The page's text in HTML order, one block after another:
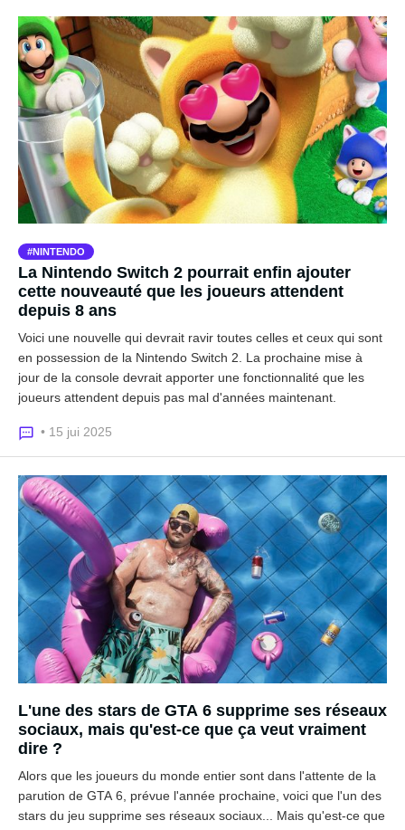
NINTENDO
La Nintendo Switch 2 pourrait enfin ajouter
cette nouveauté que les joueurs attendent
depuis 8 ans
Voici une nouvelle qui devrait ravir toutes celles et ceux qui sont
en possession de la Nintendo Switch 2. La prochaine mise à
jour de la console devrait apporter une fonctionnalité que les
joueurs attendent depuis pas mal d'années maintenant.
• 15 jui 2025
L'une des stars de GTA 6 supprime ses réseaux
sociaux, mais qu'est-ce que ça veut vraiment
dire ?
Alors que les joueurs du monde entier sont dans l'attente de la
parution de GTA 6, prévue l'année prochaine, voici que l'un des
stars du jeu supprime ses réseaux sociaux... Mais qu'est-ce que